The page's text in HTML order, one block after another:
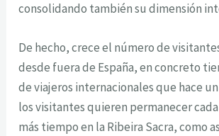
consolidando también su dimensión
De hecho, crece el número de
desde fuera de España, en concreto
de viajeros internacionales que hace un
los visitantes quieren permanecer
más tiempo en la Ribeira Sacra, como